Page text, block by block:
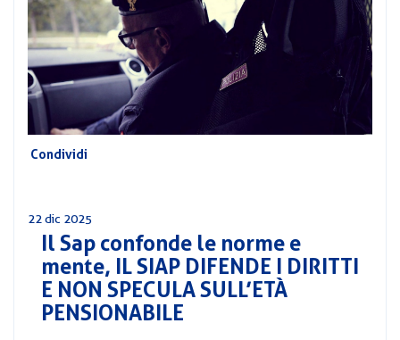
PREVIDENZA
CONVENZIONI
AREA
DIRIGENZIALE
CIRCOLARI
CORSI
MOBILITÀ
DEL
PERSONALE
Condividi
22 dic 2025
Il Sap confonde le norme e
mente, IL SIAP DIFENDE I DIRITTI
E NON SPECULA SULL’ETÀ
PENSIONABILE